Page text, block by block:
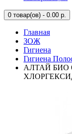
0 товар(ов) - 0.00 р.
Главная
ЗОЖ
Гигиена
Гигиена
АЛТАЙ БИО